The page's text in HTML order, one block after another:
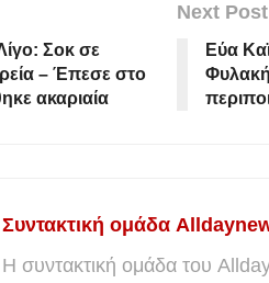
Σοκ σε
– Έπεσε στο
ακαριαία
Next Post
Εύα
Συντακτική ομάδα
Η συντακτική ομάδα του